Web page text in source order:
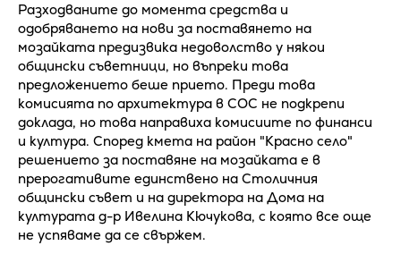
Разходваните до момента средства и
одобряването на нови за поставянето на
мозайката предизвика недоволство у някои
общински съветници, но въпреки това
предложението беше прието. Преди това
комисията по архитектура в СОС не подкрепи
доклада, но това направиха комисиите по финанси
и култура. Според кмета на район "Красно село"
решението за поставяне на мозайката е в
прерогативите единствено на Столичния
общински съвет и на директора на Дома на
културата д-р Ивелина Кючукова, с която все още
не успяваме да се свържем.